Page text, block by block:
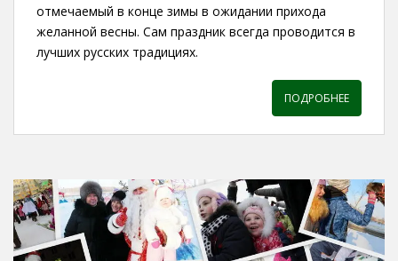
отмечаемый в конце зимы в ожидании прихода
желанной весны. Сам праздник всегда проводится в
лучших русских традициях.
ПОДРОБНЕЕ